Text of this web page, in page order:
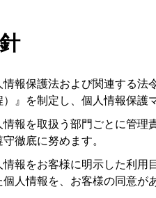
情報保護法および関連する法
』を制定し、個人情報保護
情報を取扱う部門ごとに管理
徹底に努めます。
情報をお客様に明示した利用
人情報を、お客様の同意が